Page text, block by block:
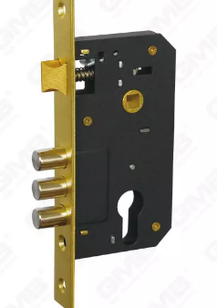
del rodamiento de bolas
de hardware